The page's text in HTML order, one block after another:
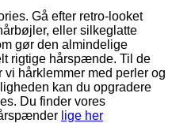
Gå efter retro-looket
eller silkeglatte
gør den almindelige
rigtige hårspænde. Til de
hårklemmer med perler og
kan du opgradere
Du finder vores
lige her